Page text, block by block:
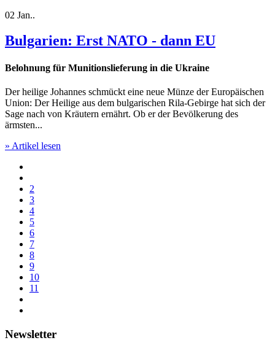
02 Jan..
Bulgarien: Erst NATO - dann EU
Belohnung für Munitionslieferung in die Ukraine
Der heilige Johannes schmückt eine neue Münze der Europäischen
Union: Der Heilige aus dem bulgarischen Rila-Gebirge hat sich der
Sage nach von Kräutern ernährt. Ob er der Bevölkerung des
ärmsten...
» Artikel lesen
2
3
4
5
6
7
8
9
10
11
Newsletter